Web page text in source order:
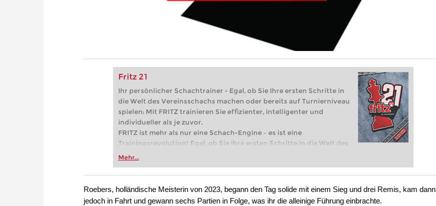
Fritz 21
Ihr persönlicher Schachtrainer - Egal, ob Sie Ihre ersten Schritte in
die Welt des Vereinsschachs machen oder bereits auf Turnierniveau
spielen: Mit FRITZ trainieren Sie effizienter, intelligenter und
individueller als je zuvor.
FRITZ ist mehr als nur eine Schach-Engine – es ist eine
Trainingsrevolution! Egal, ob Sie Ihre ersten Schritte in die Welt des
Vereinsschachs machen oder bereits auf Turnierniveau spielen: Mit
zuvor.
Mehr...
Roebers, holländische Meisterin von 2023, begann den Tag solide mit einem Sieg und drei Remis, kam dann
jedoch in Fahrt und gewann sechs Partien in Folge, was ihr die alleinige Führung einbrachte.